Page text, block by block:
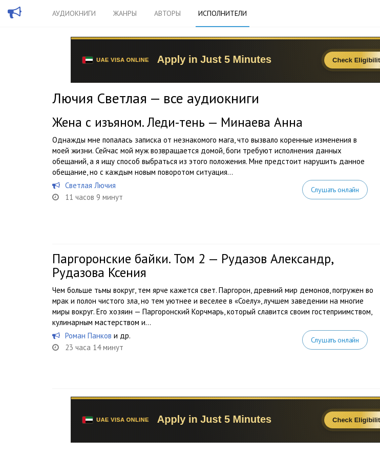
АУДИОКНИГИ ЖАНРЫ АВТОРЫ ИСПОЛНИТЕЛИ
Лючия Светлая — все аудиокниги
Жена с изъяном. Леди-тень — Минаева Анна
Однажды мне попалась записка от незнакомого мага, что вызвало коренные изменения в
моей жизни. Сейчас мой муж возвращается домой, боги требуют исполнения данных
обещаний, а я ищу способ выбраться из этого положения. Мне предстоит нарушить данное
обещание, но с каждым новым поворотом ситуация...
Светлая Лючия
11 часов 9 минут
Слушать онлайн
Паргоронские байки. Том 2 — Рудазов Александр,
Рудазова Ксения
Чем больше тьмы вокруг, тем ярче кажется свет. Паргорон, древний мир демонов, погружен во
мрак и полон чистого зла, но тем уютнее и веселее в «Соелу», лучшем заведении на многие
миры вокруг. Его хозяин — Паргоронский Корчмарь, который славится своим гостеприимством,
кулинарным мастерством и...
Роман Панков и др.
23 часа 14 минут
Слушать онлайн